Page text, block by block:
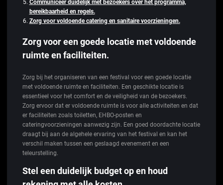
Communiceer duidelijk met bezoekers over het programma,
bereikbaarheid en regels.
Zorg voor voldoende catering en sanitaire voorzieningen.
Zorg voor een goede locatie met voldoende
ruimte en faciliteiten.
Zorg bij het organiseren van een festival voor een goede locatie
met voldoende ruimte en faciliteiten. Een geschikte locatie is
essentieel voor het comfort en de veiligheid van de bezoekers.
Zorg ervoor dat er voldoende ruimte is voor alle activiteiten en dat
er faciliteiten zoals toiletten, EHBO-posten en
cateringvoorzieningen aanwezig zijn. Een goed doordachte locatie
draagt bij aan de algehele ervaring van het festival en kan het
verschil maken tussen een geslaagd evenement en een
teleurstelling.
Stel een duidelijk budget op en houd